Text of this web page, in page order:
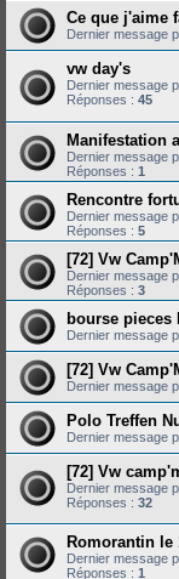
Ce que j'aime
Dernier message
vw day's
Dernier message
Réponses : 45
Manifestation
Dernier message
Réponses : 1
Rencontre
Dernier message
Réponses : 5
[72] Vw
Dernier message
Réponses : 3
bourse pieces
Dernier message
[72] Vw
Dernier message
Polo Treffen
Dernier message
[72] Vw
Dernier message
Réponses : 32
Romorantin le
Dernier message
Réponses : 1